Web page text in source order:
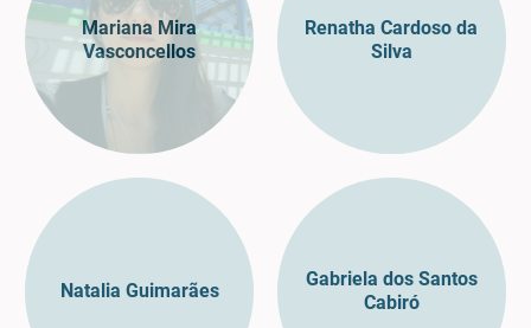
Mariana Mira
Vasconcellos
Renatha Cardoso da
Silva
Natalia Guimarães
Gabriela dos Santos
Cabiró